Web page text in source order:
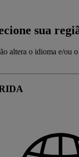
sua
altera o idioma e/ou